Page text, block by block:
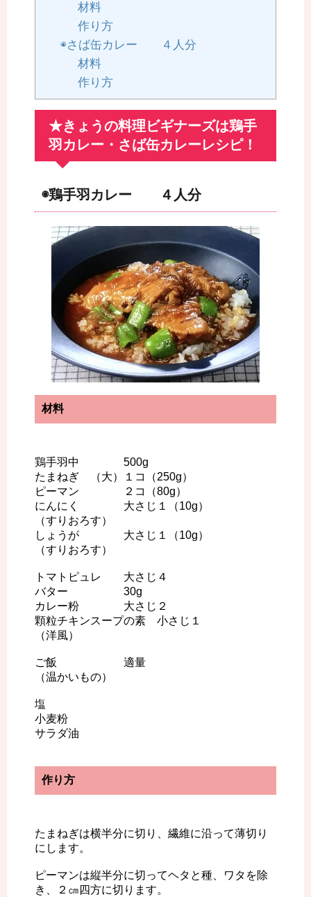
材料
作り方
◉さば缶カレー ４人分
材料
作り方
★きょうの料理ビギナーズは鶏手
羽カレー・さば缶カレーレシピ！
◉鶏手羽カレー ４人分
材料
鶏手羽中 500g
たまねぎ （大）１コ（250g）
ピーマン ２コ（80g）
にんにく 大さじ１（10g）
（すりおろす）
しょうが 大さじ１（10g）
（すりおろす）
トマトピュレ 大さじ４
バター 30g
カレー粉 大さじ２
顆粒チキンスープの素 小さじ１
（洋風）
ご飯 適量
（温かいもの）
塩
小麦粉
サラダ油
作り方
たまねぎは横半分に切り、繊維に沿って薄切り
にします。
ピーマンは縦半分に切ってヘタと種、ワタを除
き、２㎝四方に切ります。